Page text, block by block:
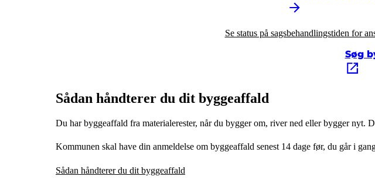
Se status på sagsbehandlingstiden for
Søg
Sådan håndterer du dit byggeaffald
Du har byggeaffald fra materialerester, når du bygger om, river ned eller bygger
Kommunen skal have din anmeldelse om byggeaffald senest 14 dage før, du går i
Sådan håndterer du dit byggeaffald